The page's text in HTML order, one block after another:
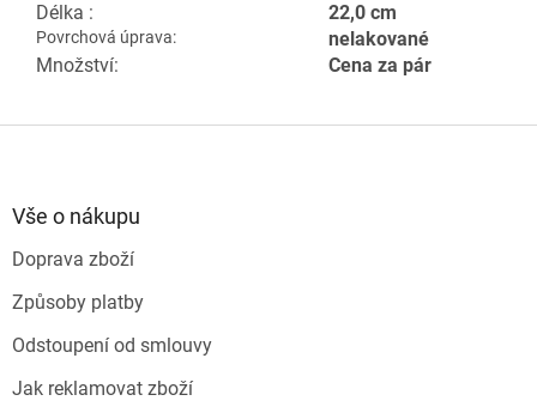
Délka :
22,0 cm
Povrchová úprava:
nelakované
Množství:
Cena za pár
Vše o nákupu
Doprava zboží
Způsoby platby
Odstoupení od smlouvy
Jak reklamovat zboží